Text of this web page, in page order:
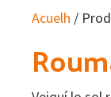
Acuelh /